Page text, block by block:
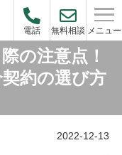
電話 無料相談 メニュー
の注意点！
約の選び方
2022-12-13